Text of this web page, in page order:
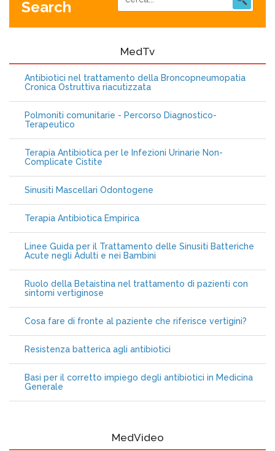
Search
MedTv
Antibiotici nel trattamento della Broncopneumopatia
Cronica Ostruttiva riacutizzata
Polmoniti comunitarie - Percorso Diagnostico-
Terapeutico
Terapia Antibiotica per le Infezioni Urinarie Non-
Complicate Cistite
Sinusiti Mascellari Odontogene
Terapia Antibiotica Empirica
Linee Guida per il Trattamento delle Sinusiti Batteriche
Acute negli Adulti e nei Bambini
Ruolo della Betaistina nel trattamento di pazienti con
sintomi vertiginose
Cosa fare di fronte al paziente che riferisce vertigini?
Resistenza batterica agli antibiotici
Basi per il corretto impiego degli antibiotici in Medicina
Generale
MedVideo